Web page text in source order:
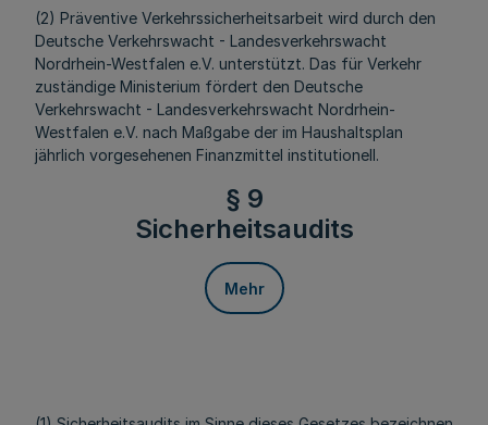
(2) Präventive Verkehrssicherheitsarbeit wird durch den
Deutsche Verkehrswacht - Landesverkehrswacht
Nordrhein-Westfalen e.V. unterstützt. Das für Verkehr
zuständige Ministerium fördert den Deutsche
Verkehrswacht - Landesverkehrswacht Nordrhein-
Westfalen e.V. nach Maßgabe der im Haushaltsplan
jährlich vorgesehenen Finanzmittel institutionell.
§ 9
Sicherheitsaudits
Mehr